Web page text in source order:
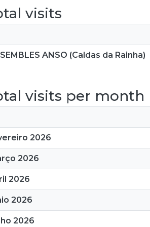
visits
ANSO (Caldas da Rainha)
visits per month
2026
2026
2026
2026
2026